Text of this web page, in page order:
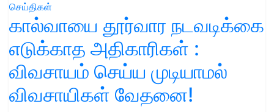
செய்திகள்
கால்வாயை தூர்வார நடவடிக்கை
எடுக்காத அதிகாரிகள் :
விவசாயம் செய்ய முடியாமல்
விவசாயிகள் வேதனை!